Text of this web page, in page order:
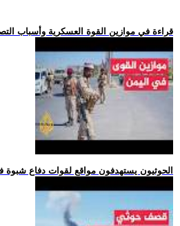
.. قراءة في موازين القوة العسكرية وأسباب
.. الحوثيون يستهدفون مواقع لقوات دفاع شبوة